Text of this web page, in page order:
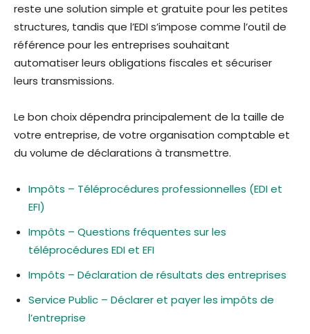
reste une solution simple et gratuite pour les petites
structures, tandis que l’EDI s’impose comme l’outil de
référence pour les entreprises souhaitant
automatiser leurs obligations fiscales et sécuriser
leurs transmissions.
Le bon choix dépendra principalement de la taille de
votre entreprise, de votre organisation comptable et
du volume de déclarations à transmettre.
Impôts – Téléprocédures professionnelles (EDI et
EFI)
Impôts – Questions fréquentes sur les
téléprocédures EDI et EFI
Impôts – Déclaration de résultats des entreprises
Service Public – Déclarer et payer les impôts de
l’entreprise